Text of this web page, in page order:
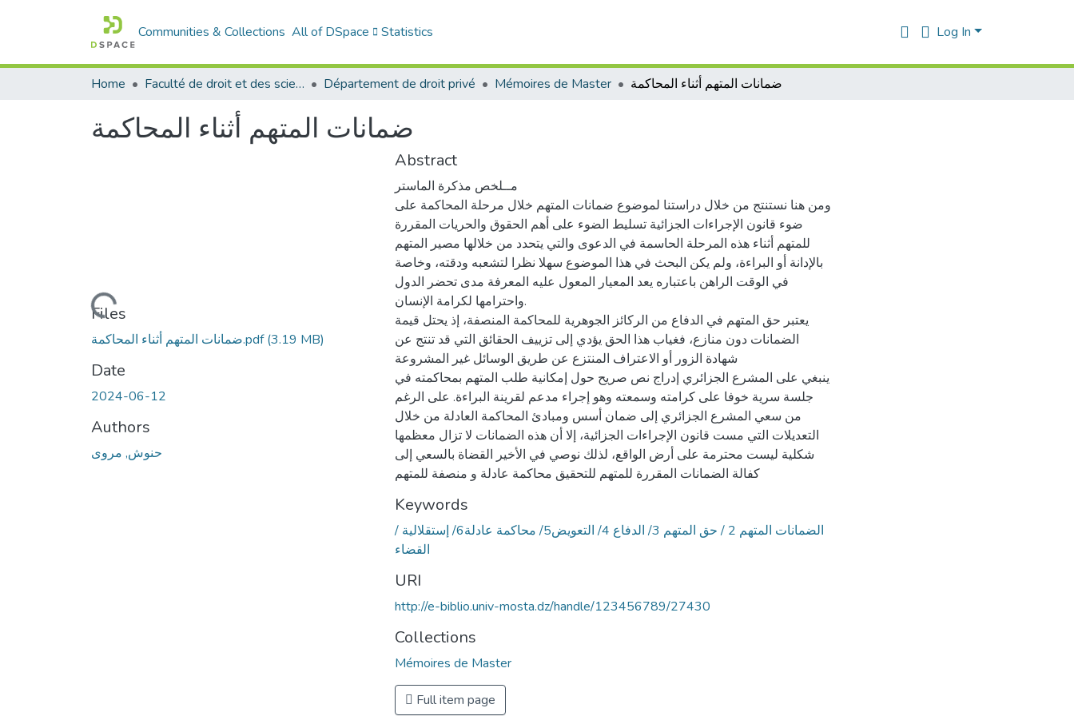
Communities & Collections All of DSpace Statistics Log In
Home Faculté de droit et des sciences politiques Département de droit privé Mémoires de Master ضمانات المتهم أثناء المحاكمة
ضمانات المتهم أثناء المحاكمة
Loading...
Files
ضمانات المتهم أثناء المحاكمة.pdf(3.19 MB)
Date
2024-06-12
Authors
حنوش, مروى
Abstract
مــلخص مذكرة الماستر
ومن هنا نستنتج من خلال دراستنا لموضوع ضمانات المتهم خلال مرحلة المحاكمة على
ضوء قانون الإجراءات الجزائية تسليط الضوء على أهم الحقوق والحريات المقررة
للمتهم أثناء هذه المرحلة الحاسمة في الدعوى والتي يتحدد من خلالها مصير المتهم
بالإدانة أو البراءة، ولم يكن البحث في هذا الموضوع سهلا نظرا لتشعبه ودقته، وخاصة
في الوقت الراهن باعتباره يعد المعيار المعول عليه المعرفة مدى تحضر الدول
واحترامها لكرامة الإنسان.
يعتبر حق المتهم في الدفاع من الركائز الجوهرية للمحاكمة المنصفة، إذ يحتل قيمة
الضمانات دون منازع، فغياب هذا الحق يؤدي إلى تزييف الحقائق التي قد تنتج عن
شهادة الزور أو الاعتراف المنتزع عن طريق الوسائل غير المشروعة
ينبغي على المشرع الجزائري إدراج نص صريح حول إمكانية طلب المتهم بمحاكمته في
جلسة سرية خوفا على كرامته وسمعته وهو إجراء مدعم لقرينة البراءة. على الرغم
من سعي المشرع الجزائري إلى ضمان أسس ومبادئ المحاكمة العادلة من خلال
التعديلات التي مست قانون الإجراءات الجزائية، إلا أن هذه الضمانات لا تزال معظمها
شكلية ليست محترمة على أرض الواقع، لذلك نوصي في الأخير القضاة بالسعي إلى
كفالة الضمانات المقررة للمتهم للتحقيق محاكمة عادلة و منصفة للمتهم
Keywords
/ الضمانات المتهم 2 / حق المتهم 3/ الدفاع 4/ التعويض5/ محاكمة عادلة6/ إستقلالية
القضاء
URI
http://e-biblio.univ-mosta.dz/handle/123456789/27430
Collections
Mémoires de Master
Full item page